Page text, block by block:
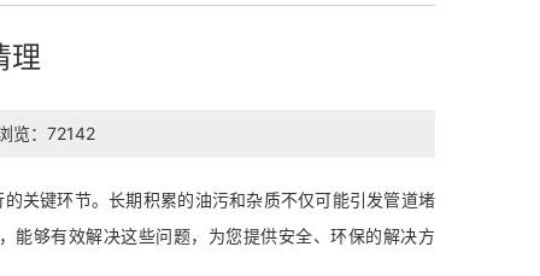
理
览：72142
关键环节。长期积累的油污和杂质不仅可能引发管道堵
能够有效解决这些问题，为您提供安全、环保的解决方